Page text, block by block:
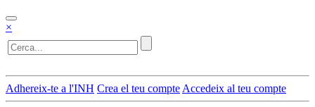
×
Adhereix-te a l'INH Crea el teu compte Accedeix al teu compte